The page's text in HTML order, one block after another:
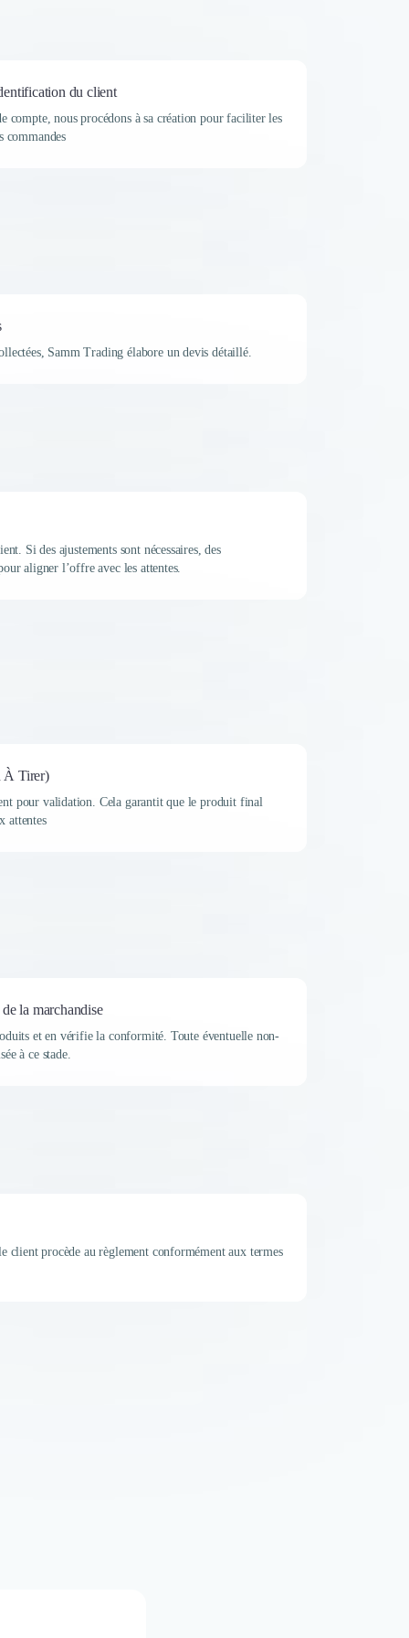
du client
compte, nous procédons à sa création pour faciliter les
commandes
Samm Trading élabore un devis détaillé.
Si des ajustements sont nécessaires, des
aligner l’offre avec les attentes.
À Tirer)
pour validation. Cela garantit que le produit final
attentes
la marchandise
et en vérifie la conformité. Toute éventuelle non-
à ce stade.
client procède au règlement conformément aux termes